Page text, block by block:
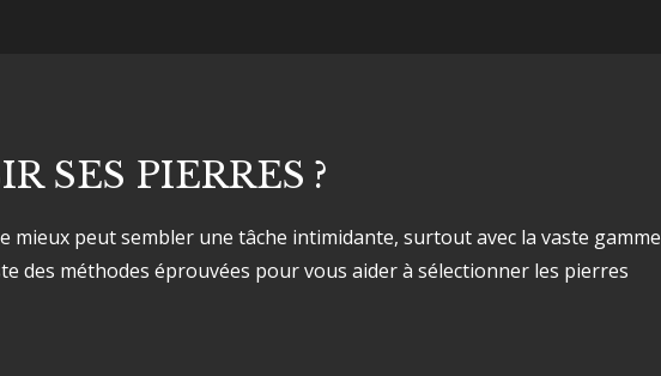
SES PIERRES ?
mieux peut sembler une tâche intimidante, surtout avec la vaste gamme
des méthodes éprouvées pour vous aider à sélectionner les pierres